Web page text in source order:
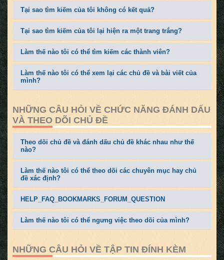
Tại sao tìm kiếm của tôi không có kết quả?
Tại sao tìm kiếm của tôi lại hiện ra một trang trắng?
Làm thế nào tôi có thể tìm kiếm các thành viên?
Làm thế nào tôi có thể xem lại các chủ đề và bài viết của
mình?
NHỮNG CÂU HỎI VỀ CHỨC NĂNG ĐÁNH DẤU
VÀ THEO DÕI CHỦ ĐỀ
Theo dõi chủ đề và đánh dấu chủ đề khác nhau như thế
nào?
Làm thế nào tôi có thể theo dõi các chuyên mục hay chủ
đề xác định?
HELP_FAQ_BOOKMARKS_FORUM_QUESTION
Làm thế nào tôi có thể ngưng việc theo dõi của mình?
NHỮNG CÂU HỎI VỀ TẬP TIN ĐÍNH KÈM